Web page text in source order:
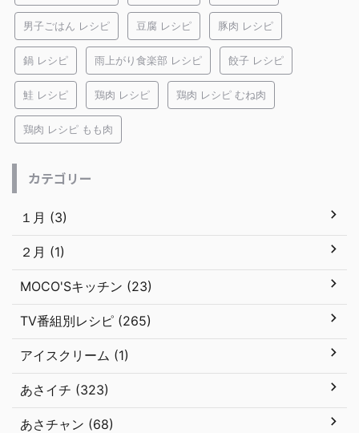
男子ごはん レシピ 豆腐 レシピ 豚肉 レシピ
鍋 レシピ 雨上がり食楽部 レシピ 餃子 レシピ
鮭 レシピ 鶏肉 レシピ 鶏肉 レシピ むね肉
鶏肉 レシピ もも肉
カテゴリー
１月 (3)
２月 (1)
MOCO'Sキッチン (23)
TV番組別レシピ (265)
アイスクリーム (1)
あさイチ (323)
あさチャン (68)